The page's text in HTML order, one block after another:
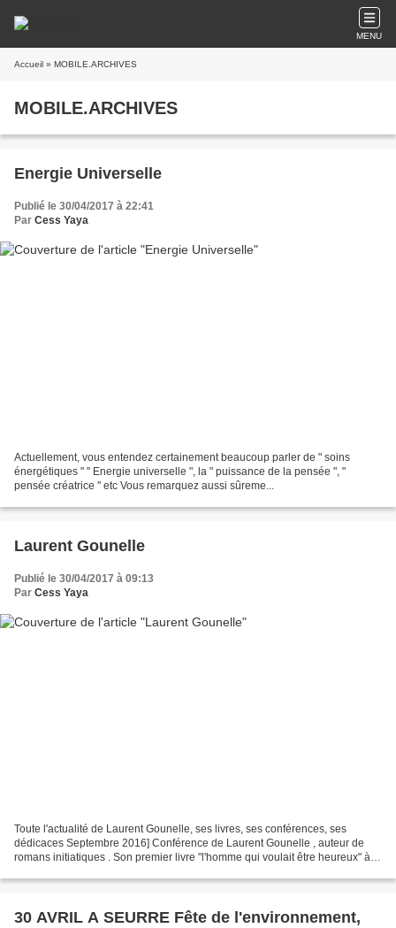
MENU
Accueil » MOBILE.ARCHIVES
MOBILE.ARCHIVES
Energie Universelle
Publié le 30/04/2017 à 22:41
Par Cess Yaya
Actuellement, vous entendez certainement beaucoup parler de " soins
énergétiques " " Energie universelle ", la " puissance de la pensée ", "
pensée créatrice " etc Vous remarquez aussi sûreme...
Laurent Gounelle
Publié le 30/04/2017 à 09:13
Par Cess Yaya
Toute l'actualité de Laurent Gounelle, ses livres, ses conférences, ses
dédicaces Septembre 2016] Conférence de Laurent Gounelle , auteur de
romans initiatiques . Son premier livre "l'homme qui voulait être heureux" à
30 AVRIL A SEURRE Fête de l'environnement,